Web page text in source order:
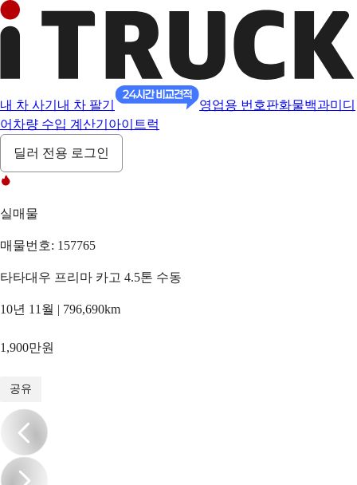
내 차 사기 내 차 팔기 영업용 번호판화물백과미디
어 차량 수입 계산기 아이트럭
딜러 전용 로그인
실매물
매물번호: 157765
타타대우 프리마 카고 4.5톤 수동
10년 11월 | 796,690km
1,900만원
공유
/16